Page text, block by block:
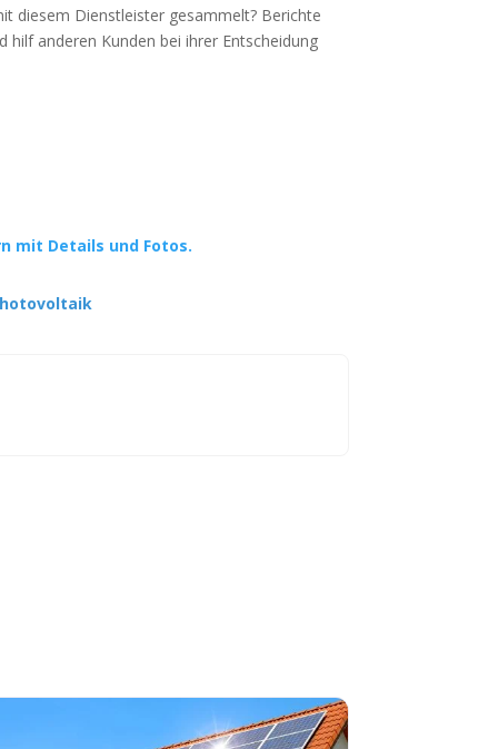
diesem Dienstleister gesammelt? Berichte
hilf anderen Kunden bei ihrer Entscheidung
mit Details und Fotos.